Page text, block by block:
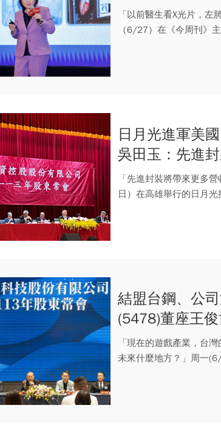
攻，醫療升級
「以前醫生看X光片，
（6/27）在《今周刊》
日月光進軍美
吳田玉：先進
已見成效
「先進封裝將帶來更多
日）在高雄舉行的日月
結盟台鋼、公
(5478)董座王
再戰30年
「現在的遊戲產業，台
未來什麼地方？」周一